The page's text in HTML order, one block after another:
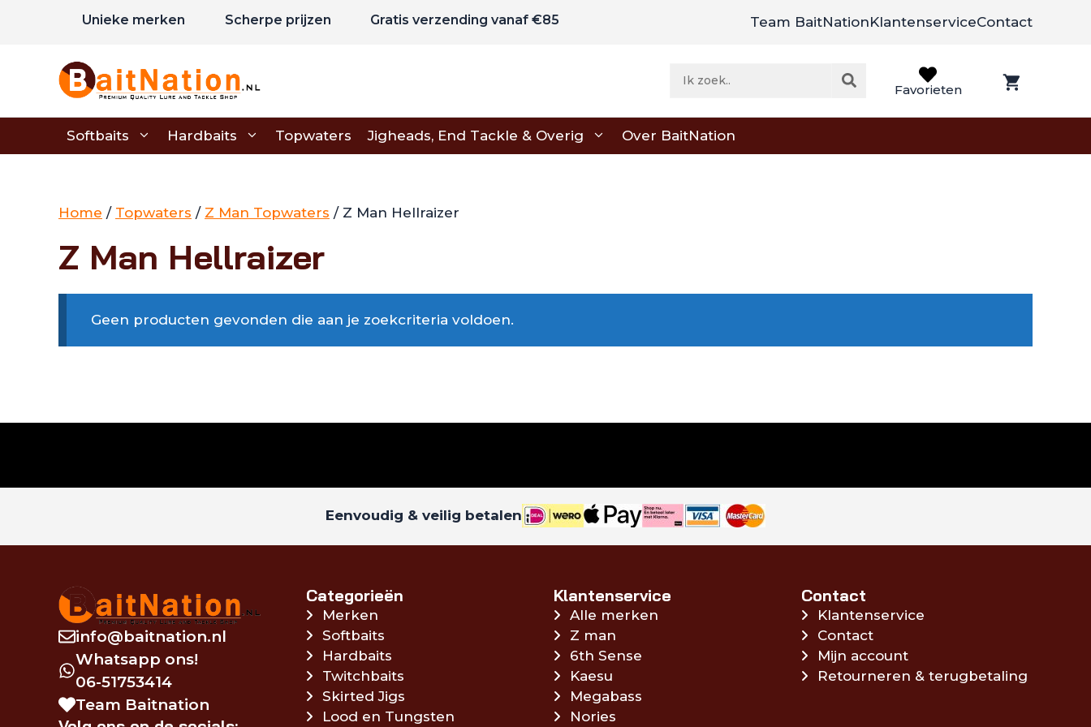
Unieke merken Scherpe prijzen Gratis verzending vanaf €85 Team BaitNationKlantenserviceContact
Favorieten
Softbaits Hardbaits Topwaters Jigheads, End Tackle & Overig Over BaitNation
Home / Topwaters / Z Man Topwaters / Z Man Hellraizer
Z Man Hellraizer
Geen producten gevonden die aan je zoekcriteria voldoen.
Eenvoudig & veilig betalen
info@baitnation.nl
Whatsapp ons!
06-51753414
Team Baitnation
Categorieën
Merken
Softbaits
Hardbaits
Twitchbaits
Skirted Jigs
Lood en Tungsten
Klantenservice
Alle merken
Z man
6th Sense
Kaesu
Megabass
Nories
Contact
Klantenservice
Contact
Mijn account
Retourneren & terugbetaling